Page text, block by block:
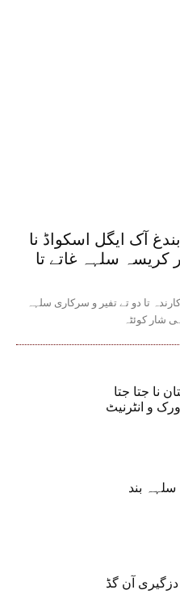
آک ایگل اسکواڈ نا
کریسہ سلہہ غاتے تا
تا دو تے تفیر و سرکاری سلہہ
نا جتا جتا
و انٹرنیٹ
بند
دزگیری آن گڈ